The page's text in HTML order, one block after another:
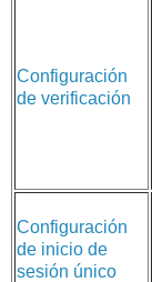
Configuración
de verificación
Configuración
de inicio de
sesión único